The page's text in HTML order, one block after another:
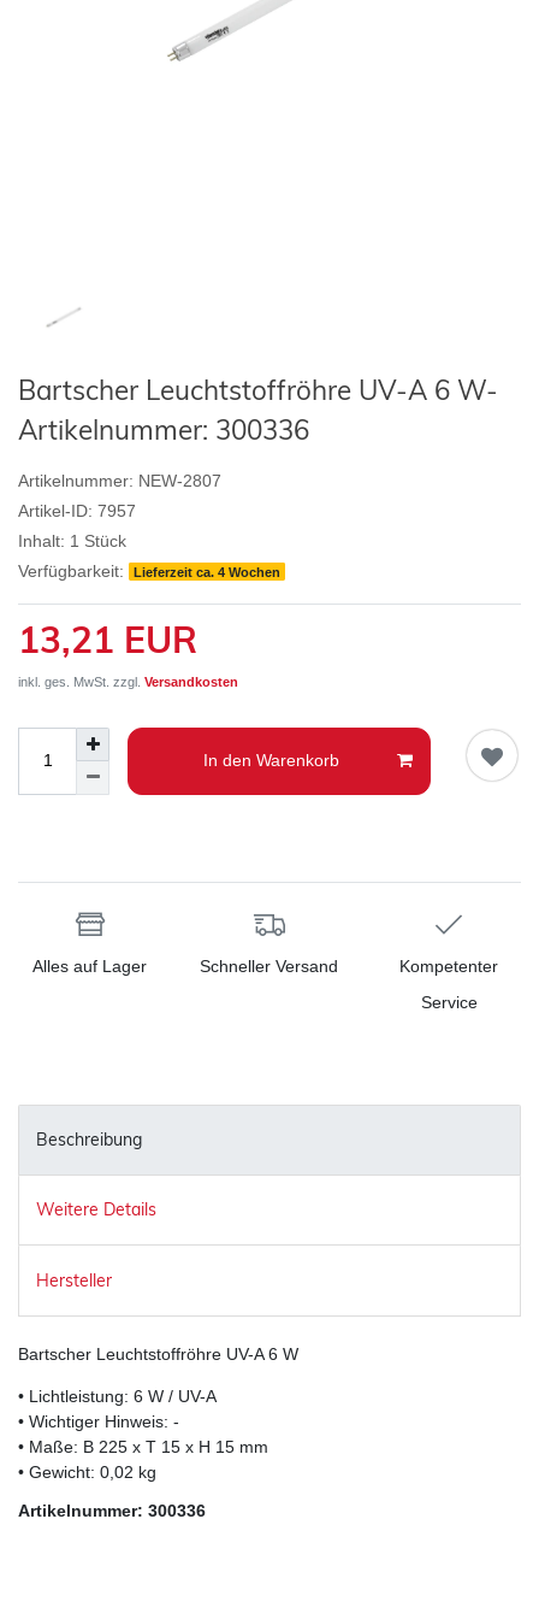
Bartscher Leuchtstoffröhre UV-A 6 W-
Artikelnummer: 300336
Artikelnummer: NEW-2807
Artikel-ID: 7957
Inhalt: 1 Stück
Verfügbarkeit:
Lieferzeit ca. 4 Wochen
13,21 EUR
inkl. ges. MwSt. zzgl. Versandkosten
In den Warenkorb
Alles auf Lager Schneller Versand
Kompetenter
Service
Beschreibung
Weitere Details
Hersteller
Bartscher Leuchtstoffröhre UV-A 6 W
• Lichtleistung: 6 W / UV-A
• Wichtiger Hinweis: -
• Maße: B 225 x T 15 x H 15 mm
• Gewicht: 0,02 kg
Artikelnummer: 300336